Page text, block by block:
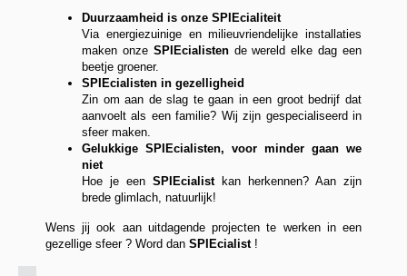
Duurzaamheid is onze SPIEcialiteit
Via energiezuinige en milieuvriendelijke installaties
maken onze SPIEcialisten de wereld elke dag een
beetje groener.
SPIEcialisten in gezelligheid
Zin om aan de slag te gaan in een groot bedrijf dat
aanvoelt als een familie? Wij zijn gespecialiseerd in
sfeer maken.
Gelukkige SPIEcialisten, voor minder gaan we
niet
Hoe je een SPIEcialist kan herkennen? Aan zijn
brede glimlach, natuurlijk!
Wens jij ook aan uitdagende projecten te werken in een
gezellige sfeer ? Word dan SPIEcialist !